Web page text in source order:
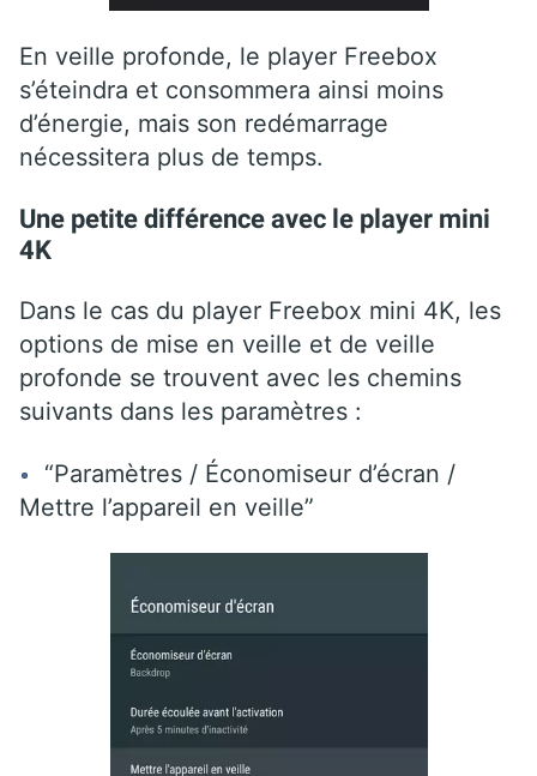
En veille profonde, le player Freebox
s’éteindra et consommera ainsi moins
d’énergie, mais son redémarrage
nécessitera plus de temps.
Une petite différence avec le player mini
4K
Dans le cas du player Freebox mini 4K, les
options de mise en veille et de veille
profonde se trouvent avec les chemins
suivants dans les paramètres :
“Paramètres / Économiseur d’écran /
Mettre l’appareil en veille”